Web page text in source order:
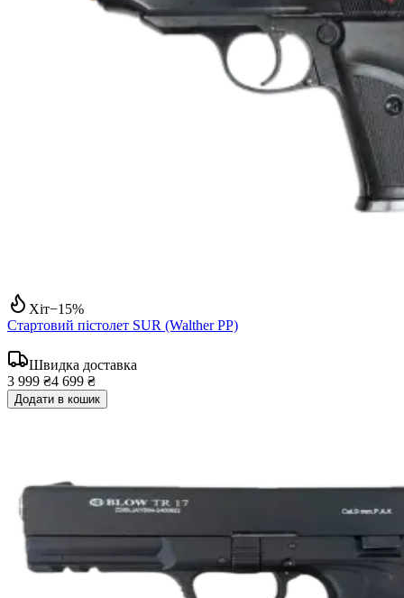
Хіт−15%
Стартовий пістолет SUR (Walther PP)
Швидка доставка
3 999 ₴4 699 ₴
Додати в кошик